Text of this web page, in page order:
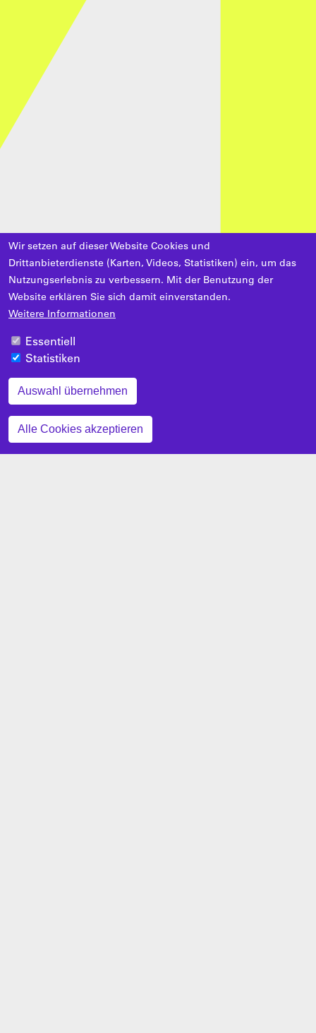
Wir setzen auf dieser Website Cookies und
Drittanbieterdienste (Karten, Videos, Statistiken) ein, um das
Nutzungserlebnis zu verbessern. Mit der Benutzung der
Website erklären Sie sich damit einverstanden.
Weitere Informationen
Essentiell
Statistiken
Auswahl übernehmen
Alle Cookies akzeptieren